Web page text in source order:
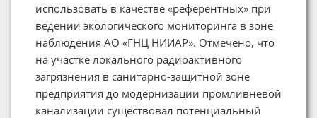
использовать в качестве «референтных» при
ведении экологического мониторинга в зоне
наблюдения АО «ГНЦ НИИАР». Отмечено, что
на участке локального радиоактивного
загрязнения в санитарно-защитной зоне
предприятия до модернизации промливневой
канализации существовал потенциальный